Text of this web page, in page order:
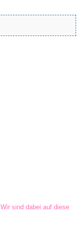
sind dabei auf diese